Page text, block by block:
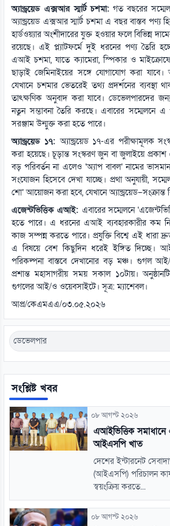
অ্যান্ড্রয়েড এক্সআর স্মার্ট চশমা: গত বছরের
অ্যান্ড্রয়েড এক্সআর স্মার্ট চশমা এ বছর বাস্তব
হার্ডওয়্যার অংশীদারের যুক্ত হওয়ার ফলে বিভিন্ন
রয়েছে। এই প্ল্যাটফর্মে দুই ধরনের পণ্য তৈরি
এআই চশমা, যাতে ক্যামেরা, স্পিকার ও
ছাড়াই জেমিনাইয়ের সঙ্গে যোগাযোগ করা
যেখানে চশমার ভেতরেই তথ্য প্রদর্শনের ব্যবস্থা
তাৎক্ষণিক অনুবাদ করা যাবে। ডেভেলপারদের
নতুন সম্ভাবনা তৈরি করছে। এবারের সম্মেলনে এ
সরঞ্জাম উন্মুক্ত করা হতে পারে।
অ্যান্ড্রয়েড ১৭:অ্যান্ড্রয়েড ১৭-এর পরীক্ষামূলক
করা হয়েছে। চূড়ান্ত সংস্করণ জুন বা জুলাইয়ে
বড় পরিবর্তন না এলেও ‘অ্যাপ বাবল’ নামের
সংযোজন হিসেবে দেখা যাচ্ছে। প্রথা অনুযায়ী,
শো’ আয়োজন করা হবে, যেখানে অ্যান্ড্রয়েড–সংক্রান্ত
এজেন্টভিত্তিক এআই: এবারের সম্মেলনে
হতে পারে। এ ধরনের এআই ব্যবহারকারীর কম
কাজ সম্পন্ন করতে পারে। প্রযুক্তি বিশ্বে এই ধারা
এ বিষয়ে বেশ কিছুদিন ধরেই ইঙ্গিত
পরিকল্পনা বাস্তবে দেখানোর বড় মঞ্চ। গুগল
প্রশান্ত মহাসাগরীয় সময় সকাল ১০টায়।
গুগলের আই/ও ওয়েবসাইটে। সূত্র: ম্যাশেবল।
আপ্র/কেএমএএ/০৩.০৫.২০২৬
ডেভেলপার
সংশ্লিষ্ট খবর
০৮ আগস্ট ২০২৬
এআইভিত্তিক
আইএসপি খাত
দেশের ইন্টারনেট
(আইএসপি) পরিচালন
স্বয়ংক্রিয় করতে...
০৮ আগস্ট ২০২৬